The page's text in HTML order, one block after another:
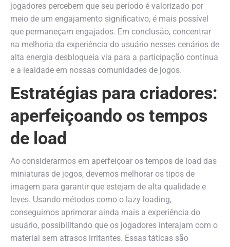
jogadores percebem que seu período é valorizado por
meio de um engajamento significativo, é mais possível
que permaneçam engajados. Em conclusão, concentrar
na melhoria da experiência do usuário nesses cenários de
alta energia desbloqueia via para a participação contínua
e a lealdade em nossas comunidades de jogos.
Estratégias para criadores:
aperfeiçoando os tempos
de load
Ao considerarmos em aperfeiçoar os tempos de load das
miniaturas de jogos, devemos melhorar os tipos de
imagem para garantir que estejam de alta qualidade e
leves. Usando métodos como o lazy loading,
conseguimos aprimorar ainda mais a experiência do
usuário, possibilitando que os jogadores interajam com o
material sem atrasos irritantes. Essas táticas são